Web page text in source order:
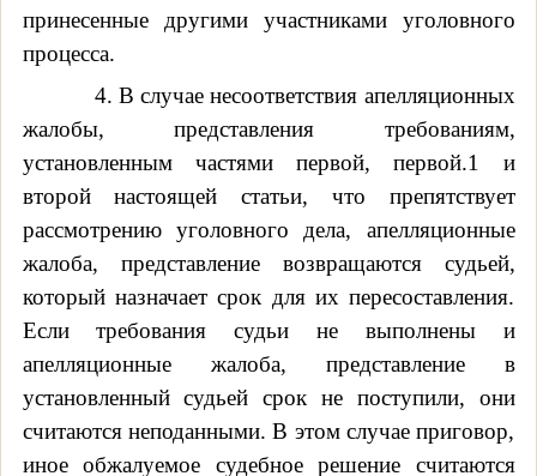
принесенные другими участниками уголовного
процесса.
4. В случае несоответствия апелляционных
жалобы, представления требованиям,
установленным частями первой, первой.1 и
второй настоящей статьи, что препятствует
рассмотрению уголовного дела, апелляционные
жалоба, представление возвращаются судьей,
который назначает срок для их пересоставления.
Если требования судьи не выполнены и
апелляционные жалоба, представление в
установленный судьей срок не поступили, они
считаются неподанными. В этом случае приговор,
иное обжалуемое судебное решение считаются